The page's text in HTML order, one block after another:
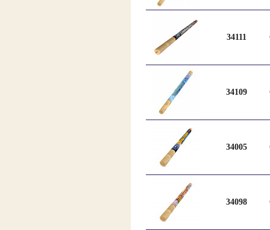
34111
34109
34005
34098